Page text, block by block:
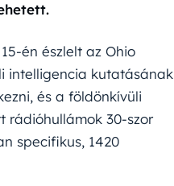
én észlelt az Ohio
intelligencia kutatásának
és a földönkívüli
rádióhullámok 30-szor
specifikus, 1420